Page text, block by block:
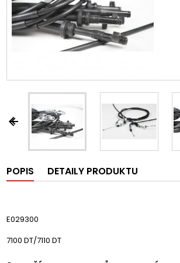


POPIS DETAILY PRODUKTU
E029300
7100 DT/7110 DT